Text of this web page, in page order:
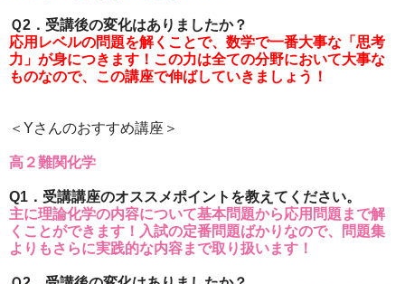
Ｑ2．受講後の変化はありましたか？
応用レベルの問題を解くことで、数学で一番大事な「思考
力」が身につきます！この力は全ての分野において大事な
ものなので、この講座で伸ばしていきましょう！
＜Yさんのおすすめ講座＞
高２難関化学
Q1．受講講座のオススメポイントを教えてください。
主に理論化学の内容について基本問題から応用問題まで解
くことができます！入試の定番問題ばかりなので、問題集
よりもさらに実践的な内容まで取り扱います！